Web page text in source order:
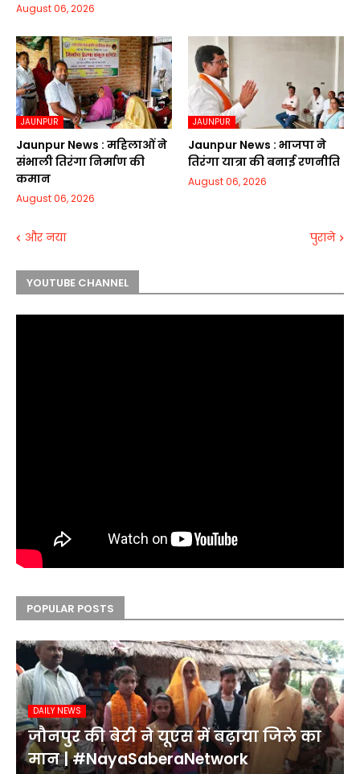
August 06, 2026
JAUNPUR
Jaunpur News : महिलाओं ने
संभाली तिरंगा निर्माण की
कमान
August 06, 2026
JAUNPUR
Jaunpur News : भाजपा ने
तिरंगा यात्रा की बनाई रणनीति
August 06, 2026
और नया पुराने
YOUTUBE CHANNEL
POPULAR POSTS
DAILY NEWS
जौनपुर की बेटी ने यूएस में बढ़ाया जिले का
मान | #NayaSaberaNetwork